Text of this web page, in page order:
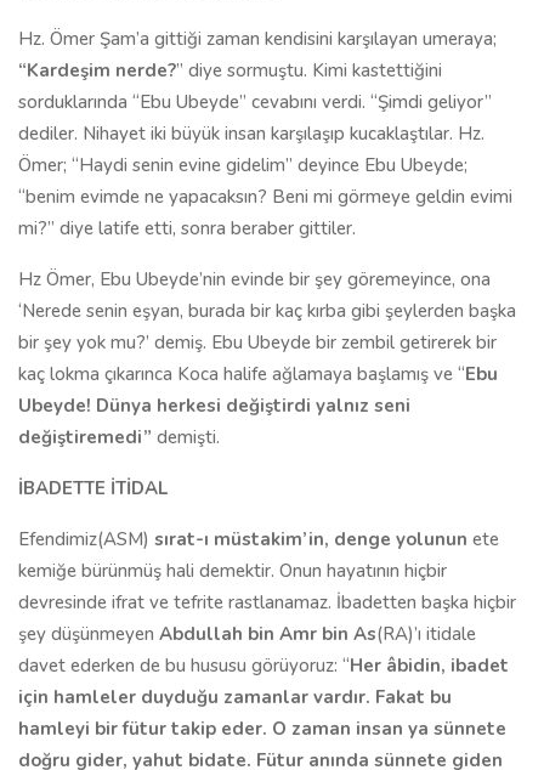
Hz. Ömer Şam’a gittiği zaman kendisini karşılayan umeraya;
“Kardeşim nerde?” diye sormuştu. Kimi kastettiğini
sorduklarında “Ebu Ubeyde” cevabını verdi. “Şimdi geliyor”
dediler. Nihayet iki büyük insan karşılaşıp kucaklaştılar. Hz.
Ömer; “Haydi senin evine gidelim” deyince Ebu Ubeyde;
“benim evimde ne yapacaksın? Beni mi görmeye geldin evimi
mi?” diye latife etti, sonra beraber gittiler.
Hz Ömer, Ebu Ubeyde’nin evinde bir şey göremeyince, ona
‘Nerede senin eşyan, burada bir kaç kırba gibi şeylerden başka
bir şey yok mu?’ demiş. Ebu Ubeyde bir zembil getirerek bir
kaç lokma çıkarınca Koca halife ağlamaya başlamış ve “Ebu
Ubeyde! Dünya herkesi değiştirdi yalnız seni
değiştiremedi” demişti.
İBADETTE İTİDAL
Efendimiz(ASM) sırat-ı müstakim’in, denge yolunun ete
kemiğe bürünmüş hali demektir. Onun hayatının hiçbir
devresinde ifrat ve tefrite rastlanamaz. İbadetten başka hiçbir
şey düşünmeyen Abdullah bin Amr bin As(RA)’ı itidale
davet ederken de bu hususu görüyoruz: “Her âbidin, ibadet
için hamleler duyduğu zamanlar vardır. Fakat bu
hamleyi bir fütur takip eder. O zaman insan ya sünnete
doğru gider, yahut bidate. Fütur anında sünnete giden